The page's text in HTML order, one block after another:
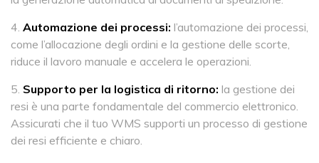
Automazione dei processi: l’automazione dei processi,
come l’allocazione degli ordini e la gestione delle scorte,
riduce il lavoro manuale e accelera le operazioni.
Supporto per la logistica di ritorno: la gestione dei
resi è una parte fondamentale del commercio elettronico.
Assicurati che il tuo WMS supporti un processo di gestione
dei resi efficiente e chiaro.